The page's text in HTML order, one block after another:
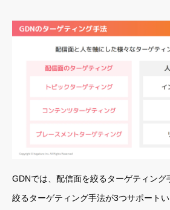
GDNでは、配信面を絞るターゲティング
絞るターゲティング手法が3つサポート